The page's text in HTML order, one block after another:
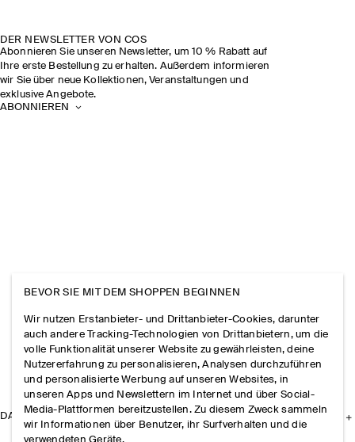
DER NEWSLETTER VON COS
Abonnieren Sie unseren Newsletter, um 10 % Rabatt auf
Ihre erste Bestellung zu erhalten. Außerdem informieren
wir Sie über neue Kollektionen, Veranstaltungen und
exklusive Angebote.
ABONNIEREN
DAS UNTERNEHMEN
BEVOR SIE MIT DEM SHOPPEN BEGINNEN
Wir nutzen Erstanbieter- und Drittanbieter-Cookies, darunter
auch andere Tracking-Technologien von Drittanbietern, um die
volle Funktionalität unserer Website zu gewährleisten, deine
Nutzererfahrung zu personalisieren, Analysen durchzuführen
und personalisierte Werbung auf unseren Websites, in
unseren Apps und Newslettern im Internet und über Social-
Media-Plattformen bereitzustellen. Zu diesem Zweck sammeln
wir Informationen über Benutzer, ihr Surfverhalten und die
verwendeten Geräte.